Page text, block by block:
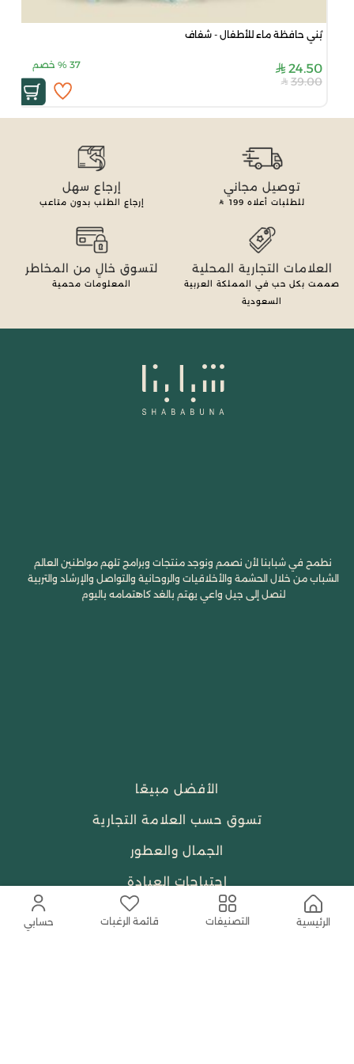
بُني حافظة ماء للأطفال - شفاف
24.50
37
% خصم
39.00
الرئيسية التصنيفات قائمة الرغبات حسابي
توصيل مجاني
للطلبات أعلاه 199
إرجاع سهل
إرجاع الطلب بدون متاعب
العلامات التجارية المحلية
صممت بكل حب في المملكة العربية
السعودية
لتسوق خالٍ من المخاطر
المعلومات محمية
نطمح في شبابنا لأن نصمم ونوجد منتجات وبرامج تلهم مواطنين العالم
الشباب من خلال الحشمة والأخلاقيات والروحانية والتواصل والإرشاد والتربية
لنصل إلى جيل واعي يهتم بالغد كاهتمامه باليوم
الأفضل مبيعًا
تسوق حسب العلامة التجارية
الجمال والعطور
احتياجات العبادة